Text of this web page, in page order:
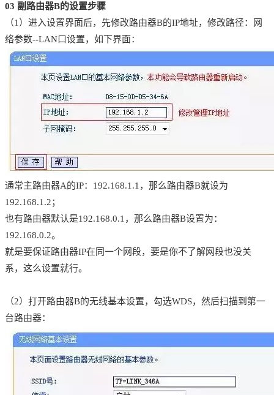
03 副路由器B的设置步骤
（1）进入设置界面后，先修改路由器B的IP地址，修改路径：网
络参数--LAN口设置，如下界面：
通常主路由器A的IP：192.168.1.1，那么路由器B就设为
192.168.1.2；
也有路由器默认是192.168.0.1，那么路由器B设置为：
192.168.0.2。
就是要保证路由器IP在同一个网段，要是你不了解网段也没关
系，这么设置就行。
（2）打开路由器B的无线基本设置，勾选WDS，然后扫描到第一
台路由器：